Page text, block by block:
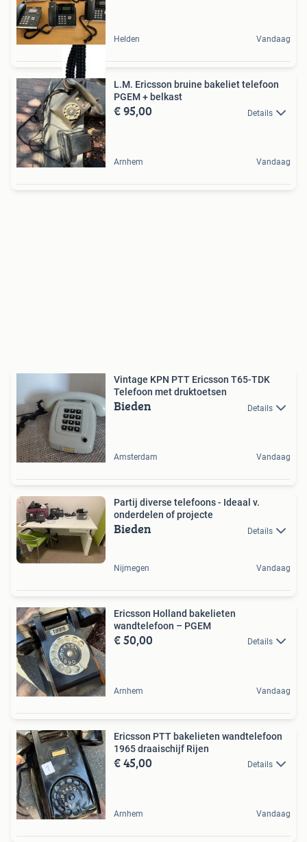
Helden Vandaag
L.M. Ericsson bruine bakeliet telefoon
PGEM + belkast
€ 95,00 Details
Arnhem Vandaag
Vintage KPN PTT Ericsson T65-TDK
Telefoon met druktoetsen
Bieden Details
Amsterdam Vandaag
Partij diverse telefoons - Ideaal v.
onderdelen of projecte
Bieden Details
Nijmegen Vandaag
Ericsson Holland bakelieten
wandtelefoon – PGEM
€ 50,00 Details
Arnhem Vandaag
Ericsson PTT bakelieten wandtelefoon
1965 draaischijf Rijen
€ 45,00 Details
Arnhem Vandaag